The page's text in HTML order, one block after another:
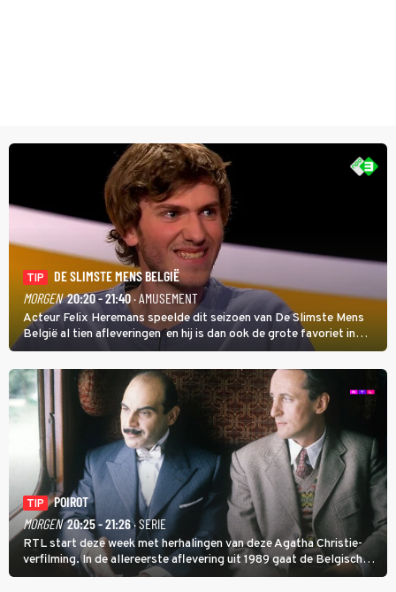
TIP
DE SLIMSTE MENS BELGIË
MORGEN 20:20 - 21:40· AMUSEMENT
Acteur Felix Heremans speelde dit seizoen van De Slimste Mens
België al tien afleveringen en hij is dan ook de grote favoriet in
deze seizoensfinale. En er is Nederlandse inbreng, want komiek
Soundos El Ahmadi neemt plaats aan de jurytafel.
TIP
POIROT
MORGEN 20:25 - 21:26· SERIE
RTL start deze week met herhalingen van deze Agatha Christie-
verfilming. In de allereerste aflevering uit 1989 gaat de Belgische
speurder op zoek naar een vermiste kok. Poirot raakt al snel